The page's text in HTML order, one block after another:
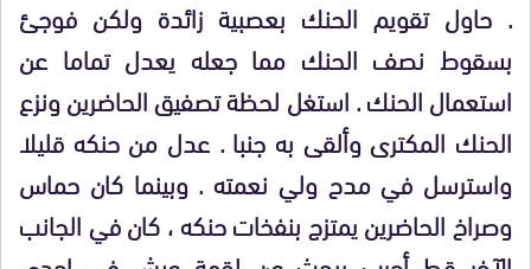
. حاول تقويم الحنك بعصبية زائدة ولكن فوجئ
بسقوط نصف الحنك مما جعله يعدل تماما عن
استعمال الحنك . استغل لحظة تصفيق الحاضرين ونزع
الحنك المكترى وألقى به جنبا . عدل من حنكه قليلا
واسترسل في مدح ولي نعمته . وبينما كان حماس
وصراخ الحاضرين يمتزج بنفخات حنكه ، كان في الجانب